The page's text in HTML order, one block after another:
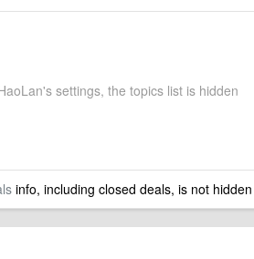
settings, the topics list is hidden
info, including closed deals, is not hidden